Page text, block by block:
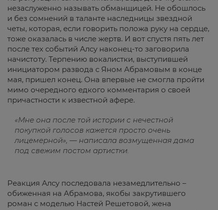
незаслуженно называть обманщицей. Не обошлось
и без сомнений в таланте наследницы звездной
четы, которая, если говорить положа руку на сердце,
тоже оказалась в числе жертв. И вот спустя пять лет
после тех событий Алсу наконец-то заговорила
начистоту. Терпению вокалистки, выступившей
инициатором развода с Яном Абрамовым в конце
мая, пришел конец. Она впервые не смогла пройти
мимо очередного едкого комментария о своей
причастности к известной афере.
«Мне она после той истории с нечестной
покупкой голосов кажется просто очень
лицемерной», — написала возмущенная дама
под свежим постом артистки.
Реакция Алсу последовала незамедлительно –
обиженная на Абрамова, якобы закрутившего
роман с моделью Настей Решетовой, жена